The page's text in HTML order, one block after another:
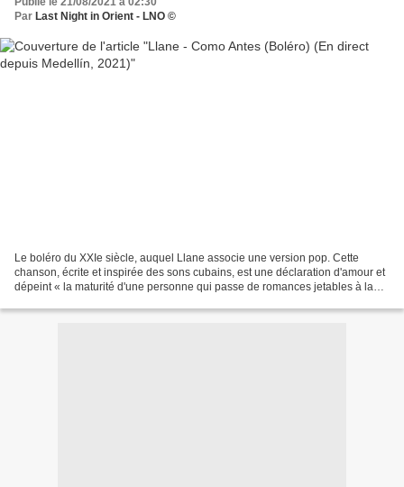
Par Last Night in Orient - LNO ©
Le boléro du XXIe siècle, auquel Llane associe une version pop. Cette
chanson, écrite et inspirée des sons cubains, est une déclaration d'amour et
dépeint « la maturité d'une personne qui passe de romances jetables à la